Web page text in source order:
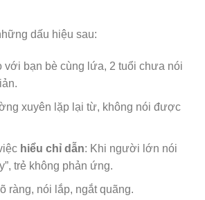
dấu hiệu sau:
với bạn bè cùng lứa, 2 tuổi chưa nói
xuyên lặp lại từ, không nói được
hiểu chỉ dẫn: Khi người lớn nói
trẻ không phản ứng.
ràng, nói lắp, ngắt quãng.